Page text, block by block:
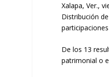
Xalapa, Ver.,
Distribución
De los 13
patrimonial o